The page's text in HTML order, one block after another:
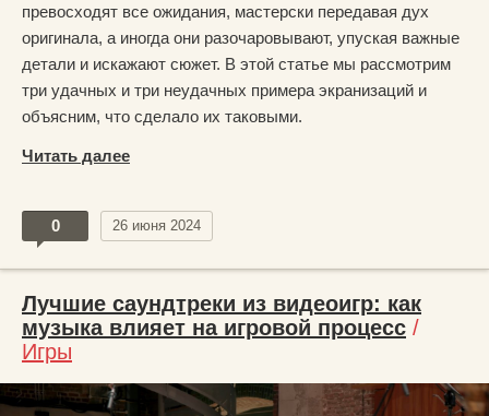
превосходят все ожидания, мастерски передавая дух
оригинала, а иногда они разочаровывают, упуская важные
детали и искажают сюжет. В этой статье мы рассмотрим
три удачных и три неудачных примера экранизаций и
объясним, что сделало их таковыми.
Читать далее
0 26 июня 2024
Лучшие саундтреки из видеоигр: как
музыка влияет на игровой процесс /
Игры